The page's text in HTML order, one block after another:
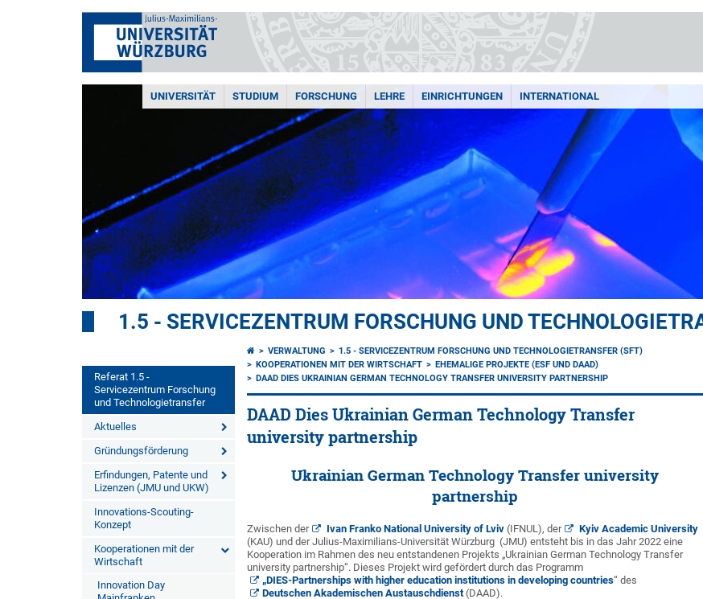
UNIVERSITÄT STUDIUM FORSCHUNG LEHRE EINRICHTUNGEN INTERNATIONAL
1.5 - SERVICEZENTRUM FORSCHUNG UND
Referat 1.5 -
Servicezentrum Forschung
und Technologietransfer
Aktuelles
Gründungsförderung
Erfindungen, Patente und
Lizenzen (JMU und UKW)
Innovations-Scouting-
Konzept
Kooperationen mit der
Wirtschaft
Innovation Day
VERWALTUNG
1.5 - SERVICEZENTRUM FORSCHUNG UND TECHNOLOGIETRANSFER (SFT)
KOOPERATIONEN MIT DER WIRTSCHAFT
EHEMALIGE PROJEKTE (ESF UND DAAD)
DAAD DIES UKRAINIAN GERMAN TECHNOLOGY TRANSFER UNIVERSITY PARTNERSHIP
DAAD Dies Ukrainian German Technology Transfer
university partnership
Ukrainian German Technology Transfer university
partnership
Zwischen der Ivan Franko National University of Lviv(IFNUL), der
Kyiv Academic University
(KAU) und der Julius-Maximilians-Universität Würzburg (JMU) entsteht bis in das Jahr 2022 eine
Kooperation im Rahmen des neu entstandenen Projekts „Ukrainian German Technology Transfer
university partnership“. Dieses Projekt wird gefördert durch das Programm
„DIES-Partnerships with higher education institutions in developing countries“ des
Deutschen Akademischen Austauschdienst(DAAD).